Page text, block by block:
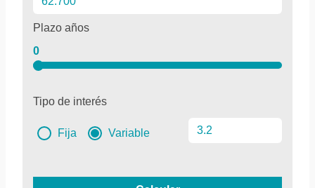
Plazo años
0
Tipo de interés
Fija Variable